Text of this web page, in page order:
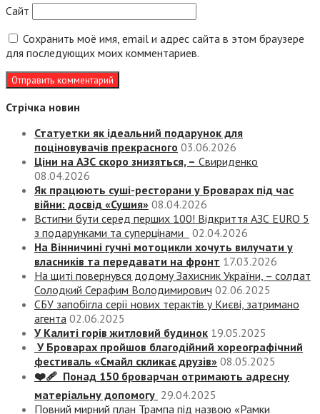
Сайт
Сохранить моё имя, email и адрес сайта в этом браузере
для последующих моих комментариев.
Стрічка новин
Статуетки як ідеальний подарунок для
поціновувачів прекрасного 03.06.2026
Ціни на АЗС скоро знизяться, – Свириденко
08.04.2026
Як працюють суші-ресторани у Броварах під час
війни: досвід «Сушия» 08.04.2026
Встигни бути серед перших 100! Відкриття АЗС EURO 5
з подарунками та суперцінами
02.04.2026
На Вінничині гучні мотоцикли хочуть вилучати у
власників та передавати на фронт 17.03.2026
На щиті повернувся додому Захисник України, – солдат
Солодкий Серафим Володимирович 02.06.2025
СБУ запобігла серії нових терактів у Києві, затримано
агента 02.06.2025
У Калиті горів житловий будинок 19.05.2025
У Броварах пройшов благодійний хореографічний
фестиваль «Смайл скликає друзів» 08.05.2025
❤️‍🩹 Понад 150 броварчан отримають адресну
матеріальну допомогу 29.04.2025
Повний мирний план Трампа під назвою «‎Рамки